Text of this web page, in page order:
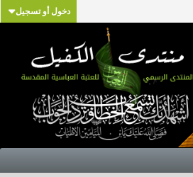
دخول أو تسجيل